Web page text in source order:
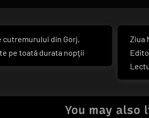
cutremurului din Gorj,
pe toată durata nopţii
Ziua
You may also